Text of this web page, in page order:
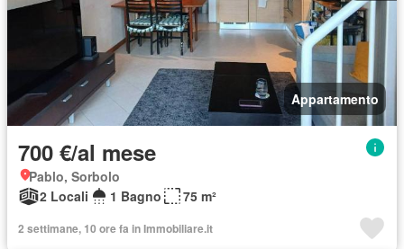
Appartamento
700 €/al mese
Pablo, Sorbolo
2 Locali
1 Bagno 75 m²
2 settimane, 10 ore fa in Immobiliare.it